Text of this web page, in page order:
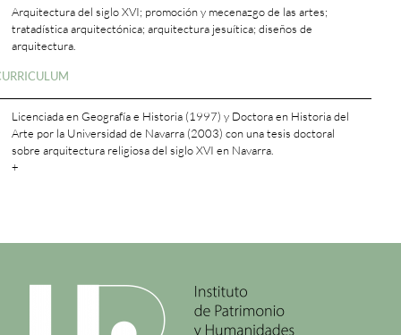
Arquitectura del siglo XVI; promoción y mecenazgo de las artes;
tratadística arquitectónica; arquitectura jesuítica; diseños de
arquitectura.
Licenciada en Geografía e Historia (1997) y Doctora en Historia del
Arte por la Universidad de Navarra (2003) con una tesis doctoral
sobre arquitectura religiosa del siglo XVI en Navarra.
+